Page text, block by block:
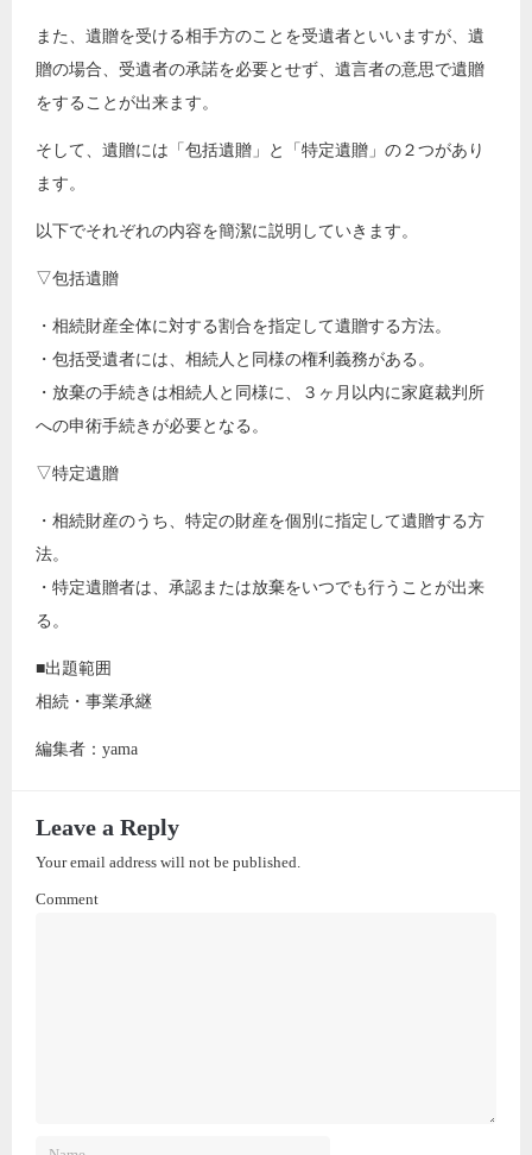
また、遺贈を受ける相手方のことを受遺者といいますが、遺
贈の場合、受遺者の承諾を必要とせず、遺言者の意思で遺贈
をすることが出来ます。
そして、遺贈には「包括遺贈」と「特定遺贈」の２つがあり
ます。
以下でそれぞれの内容を簡潔に説明していきます。
▽包括遺贈
・相続財産全体に対する割合を指定して遺贈する方法。
・包括受遺者には、相続人と同様の権利義務がある。
・放棄の手続きは相続人と同様に、３ヶ月以内に家庭裁判所
への申術手続きが必要となる。
▽特定遺贈
・相続財産のうち、特定の財産を個別に指定して遺贈する方
法。
・特定遺贈者は、承認または放棄をいつでも行うことが出来
る。
■出題範囲
相続・事業承継
編集者：yama
Leave a Reply
Your email address will not be published.
Comment